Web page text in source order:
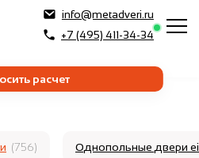
info@metadveri.ru
+7 (495) 411-34-34
расчет
(756) Однопольные двери